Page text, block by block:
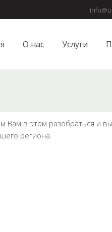
О нас Услуги
в этом разобраться и
региона.